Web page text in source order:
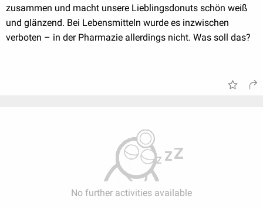
zusammen und macht unsere Lieblingsdonuts schön weiß
und glänzend. Bei Lebensmitteln wurde es inzwischen
verboten – in der Pharmazie allerdings nicht. Was soll das?
No further activities available